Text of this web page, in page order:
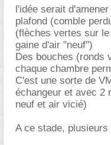
l'idée serait
plafond (comble
(flèches vertes sur
gaine d'air "neuf")
Des bouches (ronds
chaque chambre
C'est une sorte de
échangeur et avec 2
neuf et air vicié)
A ce stade,